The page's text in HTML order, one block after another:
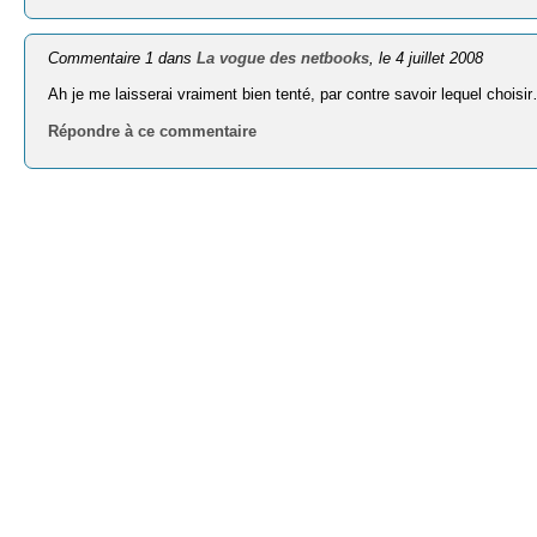
Commentaire 1 dansLa vogue des netbooks , le 4 juillet 2008
Ah je me laisserai vraiment bien tenté, par contre savoir lequel
Répondre à ce commentaire